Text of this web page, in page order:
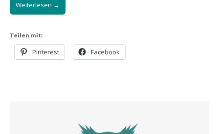
Weiterlesen →
Teilen mit:
Pinterest Facebook